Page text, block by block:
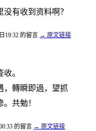
有收到资料啊？
19:32 的留言 → 原文链接
。
，轉瞬即過，望抓
共勉！
的留言 → 原文链接